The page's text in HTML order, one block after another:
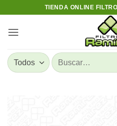
content
TIENDA ONLINE
Buscar
por: